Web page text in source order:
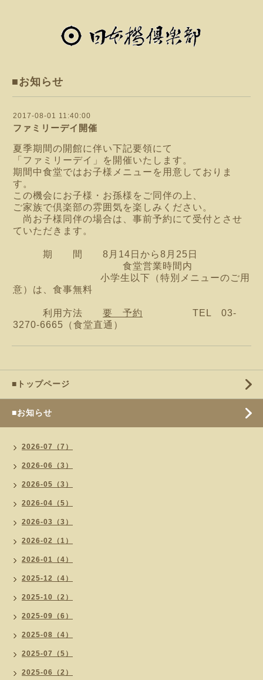
■お知らせ
2017-08-01 11:40:00
ファミリーデイ開催
夏季期間の開館に伴い下記要領にて
「ファミリーデイ」を開催いたします。
期間中食堂ではお子様メニューを用意しておりま
す。
この機会にお子様・お孫様をご同伴の上、
ご家族で倶楽部の雰囲気を楽しみください。
尚お子様同伴の場合は、事前予約にて受付とさせ
ていただきます。
期 間 8月14日から8月25日
食堂営業時間内
小学生以下（特別メニューのご用
意）は、食事無料
利用方法 要 予約
TEL 03-
3270-6665（食堂直通）
■トップページ
■お知らせ
2026-07（7）
2026-06（3）
2026-05（3）
2026-04（5）
2026-03（3）
2026-02（1）
2026-01（4）
2025-12（4）
2025-10（2）
2025-09（6）
2025-08（4）
2025-07（5）
2025-06（2）